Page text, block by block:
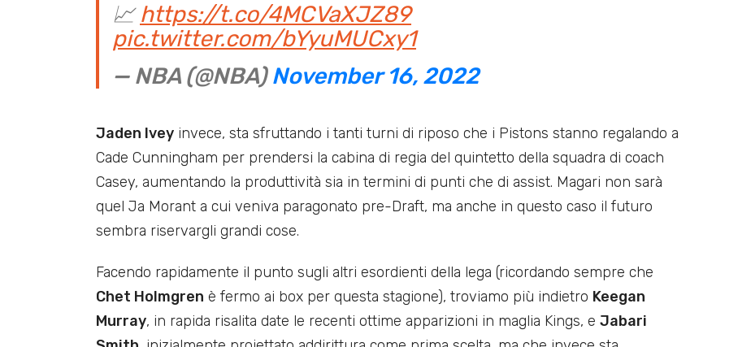
📈https://t.co/4MCVaXJZ89
pic.twitter.com/bYyuMUCxy1
— NBA (@NBA)November 16, 2022
Jaden Ivey invece, sta sfruttando i tanti turni di riposo che i Pistons stanno regalando a
Cade Cunningham per prendersi la cabina di regia del quintetto della squadra di coach
Casey, aumentando la produttività sia in termini di punti che di assist. Magari non sarà
quel Ja Morant a cui veniva paragonato pre-Draft, ma anche in questo caso il futuro
sembra riservargli grandi cose.
Facendo rapidamente il punto sugli altri esordienti della lega (ricordando sempre che
Chet Holmgren è fermo ai box per questa stagione), troviamo più indietro Keegan
Murray, in rapida risalita date le recenti ottime apparizioni in maglia Kings, e Jabari